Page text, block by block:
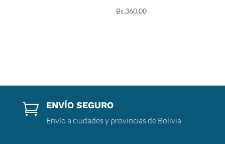
Bs.360,00
 ENVÍO SEGURO
Envío a ciudades y provincias de Bolivia